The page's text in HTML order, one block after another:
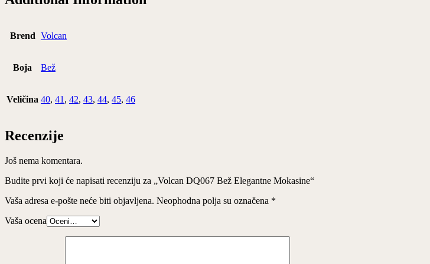
Brend Volcan
Boja Bež
Veličina 40, 41 , 42, 43, 44, 45, 46
Recenzije
Još nema komentara.
Budite prvi koji će napisati recenziju za „Volcan DQ067 Bež Elegantne Mokasine“
Vaša adresa e-pošte neće biti objavljena. Neophodna polja su označena *
Vaša ocena